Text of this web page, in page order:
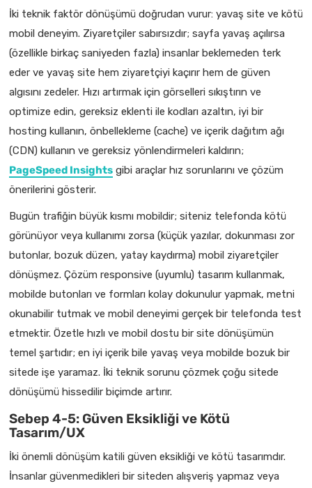
İki teknik faktör dönüşümü doğrudan vurur: yavaş site ve kötü
mobil deneyim. Ziyaretçiler sabırsızdır; sayfa yavaş açılırsa
(özellikle birkaç saniyeden fazla) insanlar beklemeden terk
eder ve yavaş site hem ziyaretçiyi kaçırır hem de güven
algısını zedeler. Hızı artırmak için görselleri sıkıştırın ve
optimize edin, gereksiz eklenti ile kodları azaltın, iyi bir
hosting kullanın, önbellekleme (cache) ve içerik dağıtım ağı
(CDN) kullanın ve gereksiz yönlendirmeleri kaldırın;
PageSpeed Insights gibi araçlar hız sorunlarını ve çözüm
önerilerini gösterir.
Bugün trafiğin büyük kısmı mobildir; siteniz telefonda kötü
görünüyor veya kullanımı zorsa (küçük yazılar, dokunması zor
butonlar, bozuk düzen, yatay kaydırma) mobil ziyaretçiler
dönüşmez. Çözüm responsive (uyumlu) tasarım kullanmak,
mobilde butonları ve formları kolay dokunulur yapmak, metni
okunabilir tutmak ve mobil deneyimi gerçek bir telefonda test
etmektir. Özetle hızlı ve mobil dostu bir site dönüşümün
temel şartıdır; en iyi içerik bile yavaş veya mobilde bozuk bir
sitede işe yaramaz. İki teknik sorunu çözmek çoğu sitede
dönüşümü hissedilir biçimde artırır.
Sebep 4-5: Güven Eksikliği ve Kötü
Tasarım/UX
İki önemli dönüşüm katili güven eksikliği ve kötü tasarımdır.
İnsanlar güvenmedikleri bir siteden alışveriş yapmaz veya